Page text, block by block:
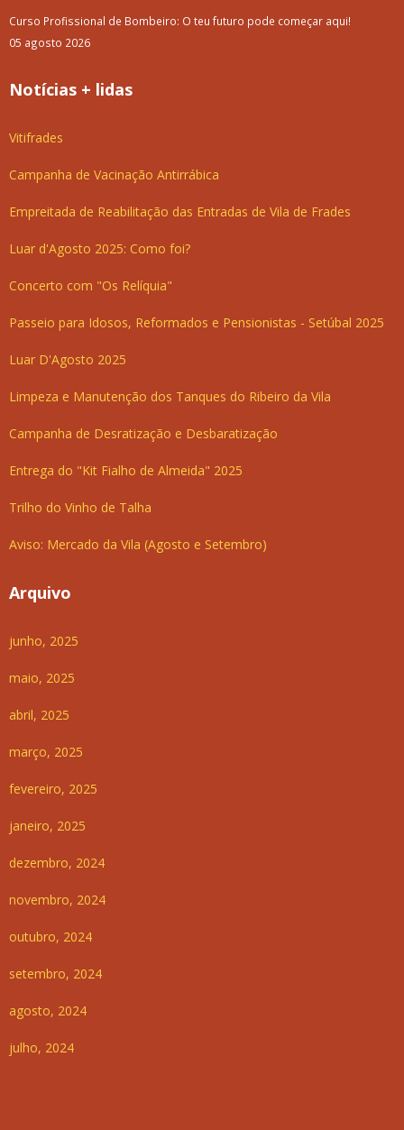
Curso Profissional de Bombeiro: O teu futuro pode começar aqui!
05 agosto 2026
Notícias + lidas
Vitifrades
Campanha de Vacinação Antirrábica
Empreitada de Reabilitação das Entradas de Vila de Frades
Luar d'Agosto 2025: Como foi?
Concerto com "Os Relíquia"
Passeio para Idosos, Reformados e Pensionistas - Setúbal 2025
Luar D'Agosto 2025
Limpeza e Manutenção dos Tanques do Ribeiro da Vila
Campanha de Desratização e Desbaratização
Entrega do "Kit Fialho de Almeida" 2025
Trilho do Vinho de Talha
Aviso: Mercado da Vila (Agosto e Setembro)
Arquivo
junho, 2025
maio, 2025
abril, 2025
março, 2025
fevereiro, 2025
janeiro, 2025
dezembro, 2024
novembro, 2024
outubro, 2024
setembro, 2024
agosto, 2024
julho, 2024